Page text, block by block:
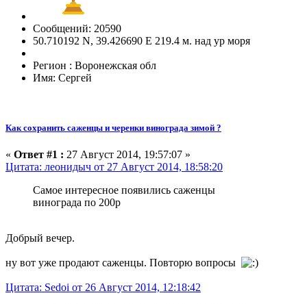
Сообщений: 20590
50.710192 N, 39.426690 E 219.4 м. над ур моря
Регион : Воронежская обл
Имя: Сергей
Как сохранить саженцы и черенки винограда зимой ?
« Ответ #1 : 27 Август 2014, 19:57:07 »
Цитата: леонидыч от 27 Август 2014, 18:58:20
Самое интересное появились саженцы
винограда по 200р
Добрый вечер.
ну вот уже продают саженцы. Повторю вопросы
Цитата: Sedoi от 26 Август 2014, 12:18:42